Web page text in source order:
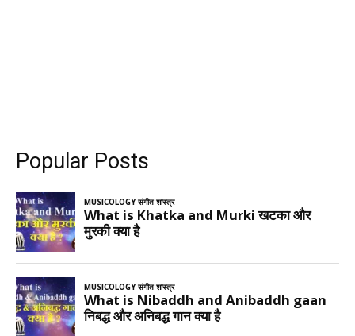
Popular Posts